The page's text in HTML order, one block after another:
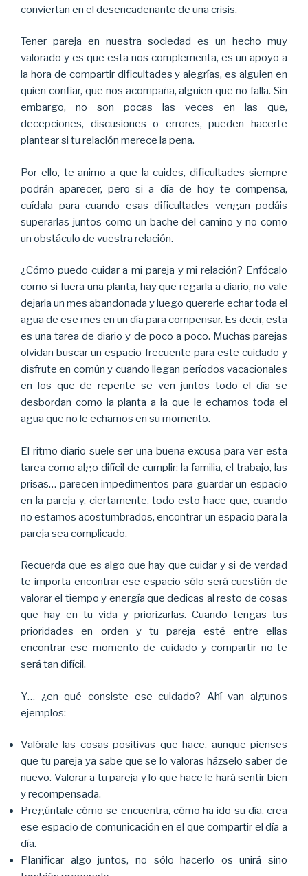
conviertan en el desencadenante de una crisis.
Tener pareja en nuestra sociedad es un hecho muy
valorado y es que esta nos complementa, es un apoyo a
la hora de compartir dificultades y alegrías, es alguien en
quien confiar, que nos acompaña, alguien que no falla. Sin
embargo, no son pocas las veces en las que,
decepciones, discusiones o errores, pueden hacerte
plantear si tu relación merece la pena.
Por ello, te animo a que la cuides, dificultades siempre
podrán aparecer, pero si a día de hoy te compensa,
cuídala para cuando esas dificultades vengan podáis
superarlas juntos como un bache del camino y no como
un obstáculo de vuestra relación.
¿Cómo puedo cuidar a mi pareja y mi relación? Enfócalo
como si fuera una planta, hay que regarla a diario, no vale
dejarla un mes abandonada y luego quererle echar toda el
agua de ese mes en un día para compensar. Es decir, esta
es una tarea de diario y de poco a poco. Muchas parejas
olvidan buscar un espacio frecuente para este cuidado y
disfrute en común y cuando llegan períodos vacacionales
en los que de repente se ven juntos todo el día se
desbordan como la planta a la que le echamos toda el
agua que no le echamos en su momento.
El ritmo diario suele ser una buena excusa para ver esta
tarea como algo difícil de cumplir: la familia, el trabajo, las
prisas… parecen impedimentos para guardar un espacio
en la pareja y, ciertamente, todo esto hace que, cuando
no estamos acostumbrados, encontrar un espacio para la
pareja sea complicado.
Recuerda que es algo que hay que cuidar y si de verdad
te importa encontrar ese espacio sólo será cuestión de
valorar el tiempo y energía que dedicas al resto de cosas
que hay en tu vida y priorizarlas. Cuando tengas tus
prioridades en orden y tu pareja esté entre ellas
encontrar ese momento de cuidado y compartir no te
será tan difícil.
Y… ¿en qué consiste ese cuidado? Ahí van algunos
ejemplos:
Valórale las cosas positivas que hace, aunque pienses
que tu pareja ya sabe que se lo valoras házselo saber de
nuevo. Valorar a tu pareja y lo que hace le hará sentir bien
y recompensada.
Pregúntale cómo se encuentra, cómo ha ido su día, crea
ese espacio de comunicación en el que compartir el día a
día.
Planificar algo juntos, no sólo hacerlo os unirá sino